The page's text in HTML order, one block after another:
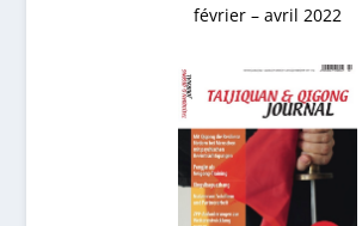
février – avril 2022